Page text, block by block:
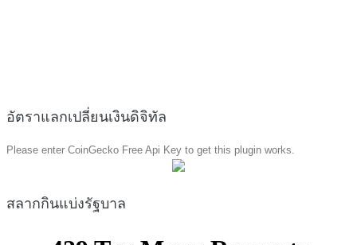
อัตราแลกเปลี่ยนเงินดิจิทัล
Please enter CoinGecko Free Api Key to get this plugin works.
สลากกินแบ่งรัฐบาล